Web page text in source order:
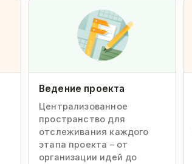
Ведение проекта
Централизованное
пространство для
отслеживания каждого
этапа проекта – от
организации идей до